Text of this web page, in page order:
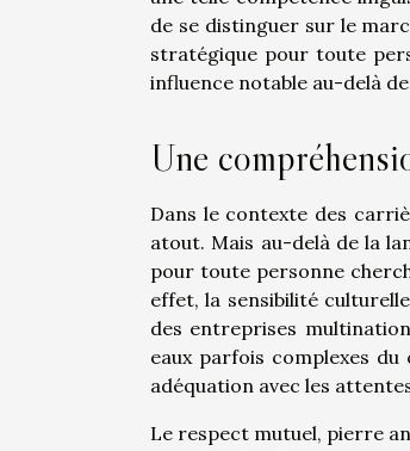
de se distinguer sur le
stratégique pour toute
influence notable au-delà
Une
Dans le contexte des
atout. Mais au-delà de la
pour toute personne
effet, la sensibilité
des entreprises
eaux parfois complexes
adéquation avec les
Le respect mutuel, pierre